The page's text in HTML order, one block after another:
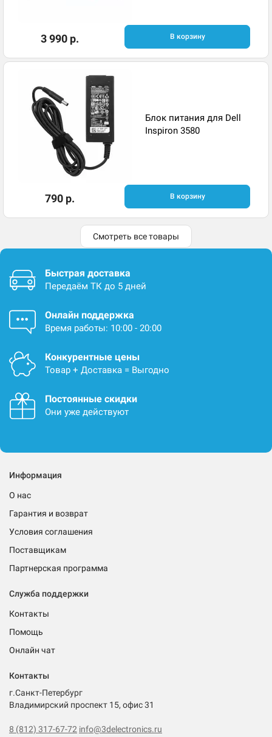
3 990 р. В корзину
Блок питания для Dell
Inspiron 3580
790 р. В корзину
Смотреть все товары
Быстрая доставка
Передаём ТК до 5 дней
Онлайн поддержка
Время работы: 10:00 - 20:00
Конкурентные цены
Товар + Доставка = Выгодно
Постоянные скидки
Они уже действуют
Информация
О нас
Гарантия и возврат
Условия соглашения
Поставщикам
Партнерская программа
Служба поддержки
Контакты
Помощь
Онлайн чат
Контакты
г.Санкт-Петербург
Владимирский проспект 15, офис 31
8 (812) 317-67-72 info@3delectronics.ru